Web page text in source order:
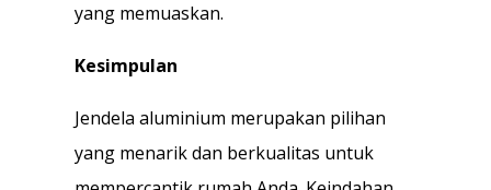
yang memuaskan.
Kesimpulan
Jendela aluminium merupakan pilihan
yang menarik dan berkualitas untuk